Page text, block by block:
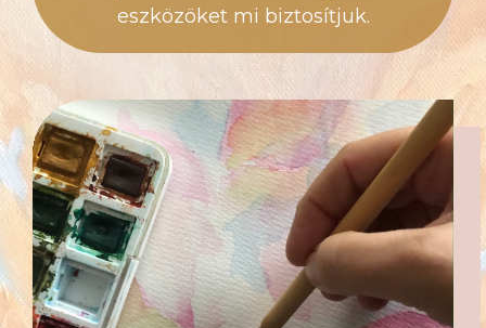
eszközöket mi biztosítjuk.